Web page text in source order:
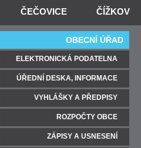
ČEČOVICE ČÍŽKOV
OBECNÍ ÚŘAD
ELEKTRONICKÁ PODATELNA
ÚŘEDNÍ DESKA, INFORMACE
VYHLÁŠKY A PŘEDPISY
ROZPOČTY OBCE
ZÁPISY A USNESENÍ